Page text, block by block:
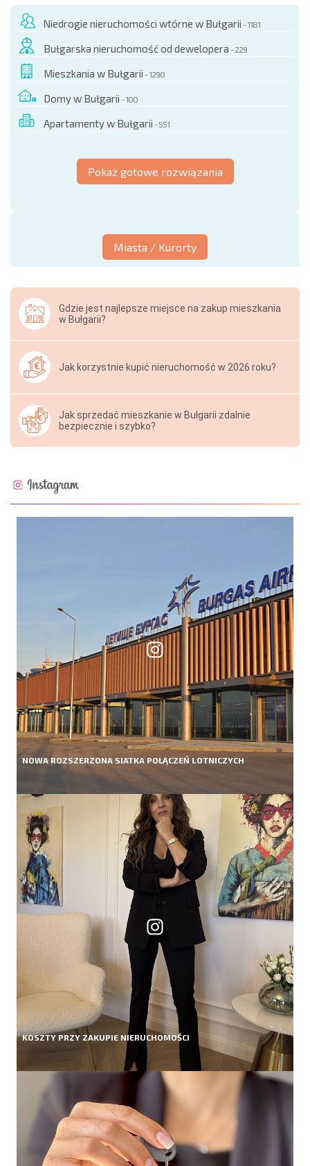
Niedrogie nieruchomości wtórne w Bułgarii - 1181
Bułgarska nieruchomość od dewelopera - 229
Mieszkania w Bułgarii - 1290
Domy w Bułgarii - 100
Apartamenty w Bułgarii - 551
Pokaż gotowe rozwiązania
Miasta / Kurorty
Gdzie jest najlepsze miejsce na zakup mieszkania
w Bułgarii?
Jak korzystnie kupić nieruchomość w 2026 roku?
Jak sprzedać mieszkanie w Bułgarii zdalnie
bezpiecznie i szybko?
NOWA ROZSZERZONA SIATKA POŁĄCZEŃ LOTNICZYCH
KOSZTY PRZY ZAKUPIE NIERUCHOMOŚCI